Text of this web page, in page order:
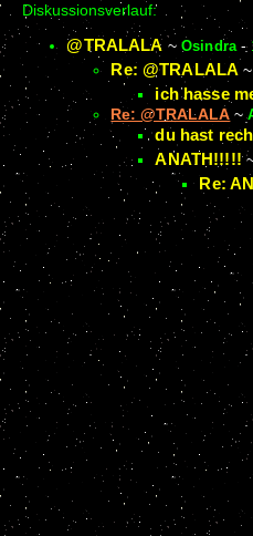
Diskussionsverlauf:
@TRALALA ~ Osindra-
Re: @TRALALA
ich hasse
Re: @TRALALA ~
du hast
ANATH!!!!!
Re: